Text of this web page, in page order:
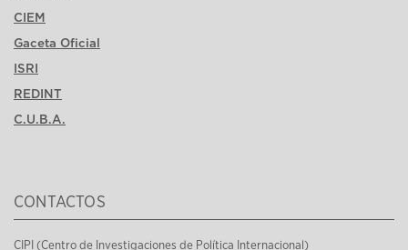
CIEM
Gaceta Oficial
ISRI
REDINT
C.U.B.A.
CONTACTOS
CIPI (Centro de Investigaciones de Política Internacional)